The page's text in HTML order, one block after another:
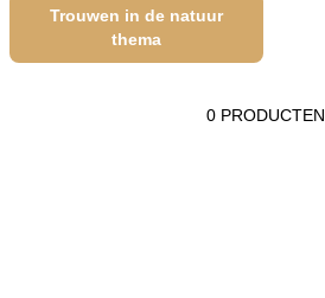
Trouwen in de natuur
thema
0 PRODUCTEN